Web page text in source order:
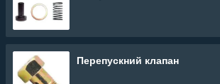
Перепускний клапан